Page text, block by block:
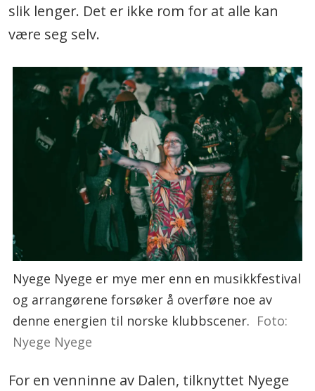
slik lenger. Det er ikke rom for at alle kan
være seg selv.
Nyege Nyege er mye mer enn en musikkfestival
og arrangørene forsøker å overføre noe av
denne energien til norske klubbscener. Foto:
Nyege Nyege
For en venninne av Dalen, tilknyttet Nyege